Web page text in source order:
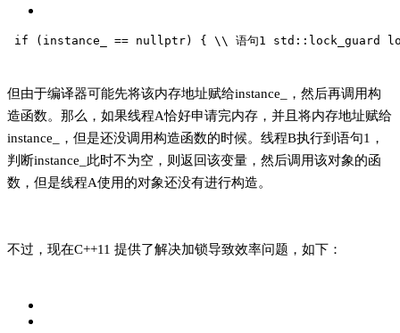
if (instance_ == nullptr) { \\ 语句1 std :: lock_guard
但由于编译器可能先将该内存地址赋给instance_，然后再调用构
造函数。那么，如果线程A恰好申请完内存，并且将内存地址赋给
instance_，但是还没调用构造函数的时候。 线程B执行到语句1，
判断instance_此时不为空，则返回该变量，然后调用该对象的函
数，但是线程A使用的对象还没有进行构造。
不过，现在C++11 提供了解决加锁导致效率问题，如下：